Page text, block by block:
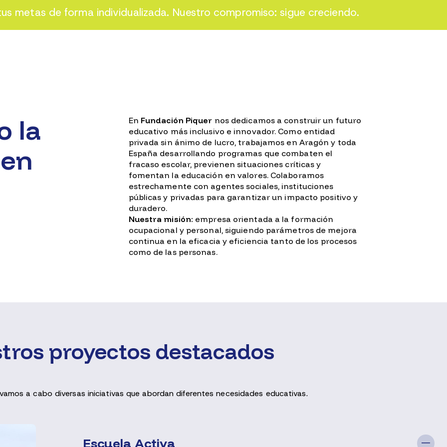
metas de forma individualizada. Nuestro compromiso: sigue creciendo.
la
En Fundación Piquer nos dedicamos a construir un futuro
educativo más inclusivo e innovador. Como entidad
privada sin ánimo de lucro, trabajamos en Aragón y toda
España desarrollando programas que combaten el
fracaso escolar, previenen situaciones críticas y
fomentan la educación en valores. Colaboramos
estrechamente con agentes sociales, instituciones
públicas y privadas para garantizar un impacto positivo y
duradero.
Nuestra misión: empresa orientada a la formación
ocupacional y personal, siguiendo parámetros de mejora
continua en la eficacia y eficiencia tanto de los procesos
como de las personas.
proyectos destacados
a cabo diversas iniciativas que abordan diferentes necesidades educativas.
Escuela Activa